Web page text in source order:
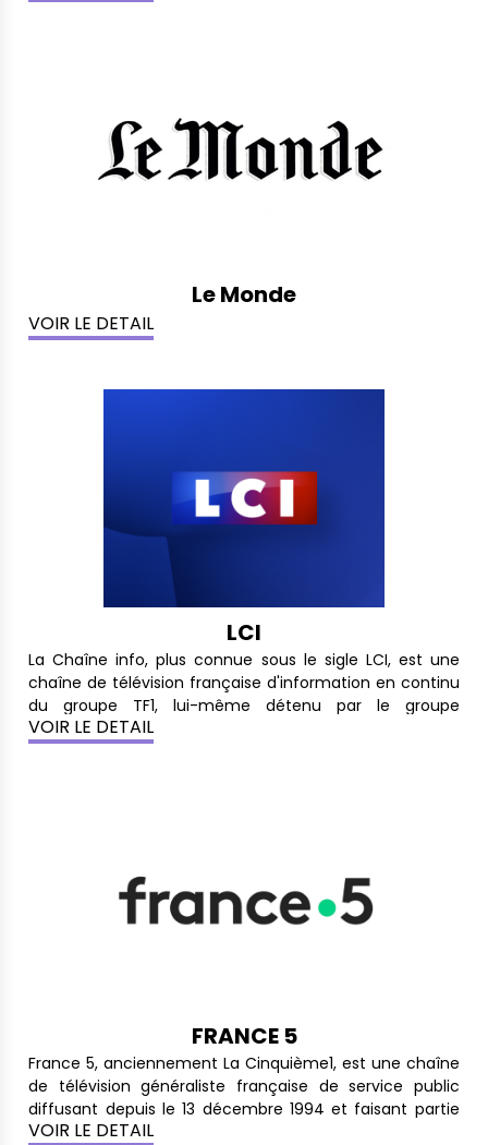
Le Monde
VOIR LE DETAIL
LCI
La Chaîne info, plus connue sous le sigle LCI, est une
chaîne de télévision française d'information en continu
du groupe TF1, lui-même détenu par le groupe
Bouygues. LCI est une chaîne de télévision payante
VOIR LE DETAIL
FRANCE 5
France 5, anciennement La Cinquième1, est une chaîne
de télévision généraliste française de service public
diffusant depuis le 13 décembre 1994 et faisant partie
du groupe France Télévisions. Ses programmes,
VOIR LE DETAIL